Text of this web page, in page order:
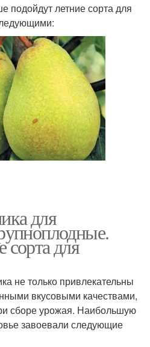
подойдут летние сорта для
для
для
не только привлекательны
вкусовыми качествами,
сборе урожая. Наибольшую
завоевали следующие